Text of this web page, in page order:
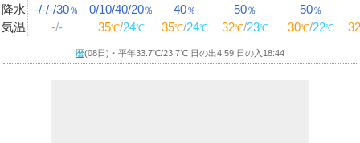
降水 -/-/-/30％ 0/10/40/20％ 40％ 50％ 50％
気温 -/- 35℃/24℃ 35℃/24℃ 32℃/23℃ 30℃/22℃ 32
暦(08日)・平年33.7℃/23.7℃ 日の出4:59 日の入18:44